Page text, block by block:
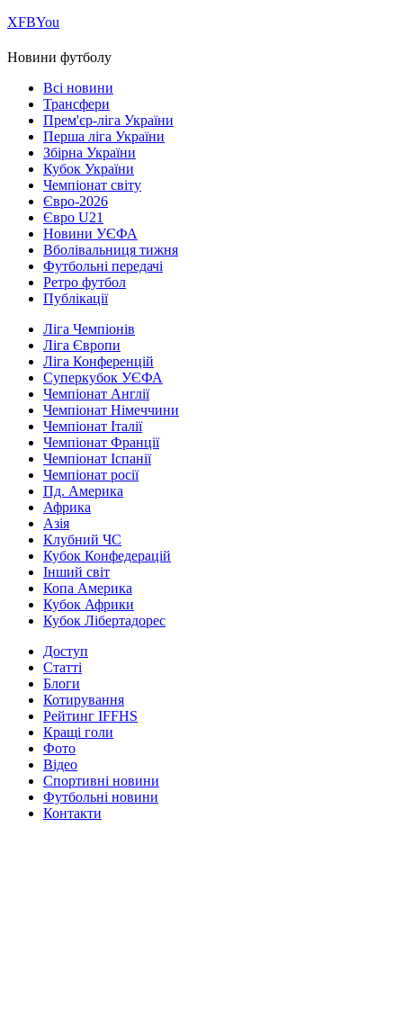
ХFBYou
Новини футболу
Всі новини
Трансфери
Прем'єр-ліга України
Перша ліга України
Збірна України
Кубок України
Чемпіонат світу
Євро-2026
Євро U21
Новини УЄФА
Вболівальниця тижня
Футбольні передачі
Ретро футбол
Публікації
Ліга Чемпіонів
Ліга Європи
Ліга Конференцій
Суперкубок УЄФА
Чемпіонат Англії
Чемпіонат Німеччини
Чемпіонат Італії
Чемпіонат Франції
Чемпіонат Іспанії
Чемпіонат росії
Пд. Америка
Африка
Азія
Клубний ЧС
Кубок Конфедерацій
Інший світ
Копа Америка
Кубок Африки
Кубок Лібертадорес
Доступ
Статті
Блоги
Котирування
Рейтинг IFFHS
Кращі голи
Фото
Відео
Спортивні новини
Футбольні новини
Контакти